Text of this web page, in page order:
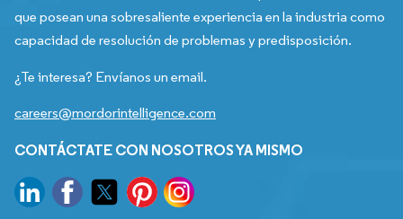
que posean una sobresaliente experiencia en la industria como
capacidad de resolución de problemas y predisposición.
¿Te interesa? Envíanos un email.
careers@mordorintelligence.com
CONTÁCTATE CON NOSOTROS YA MISMO